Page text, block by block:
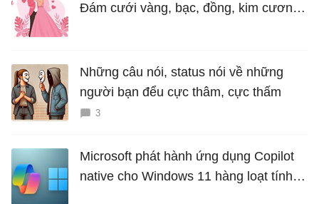
Đám cưới vàng, bạc, đồng, kim cương
Những câu nói, status nói về những
người bạn đểu cực thâm, cực thấm
3
Microsoft phát hành ứng dụng Copilot
native cho Windows 11 hàng loạt tính